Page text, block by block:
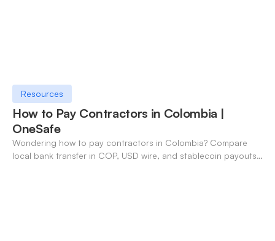
Resources
How to Pay Contractors in Colombia |
OneSafe
Wondering how to pay contractors in Colombia? Compare
local bank transfer in COP, USD wire, and stablecoin payouts.